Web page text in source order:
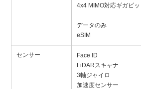
4x4 MIMO対応ギガビッ
データのみ
eSIM
センサー
Face ID
LiDARスキャナ
3軸ジャイロ
加速度センサー